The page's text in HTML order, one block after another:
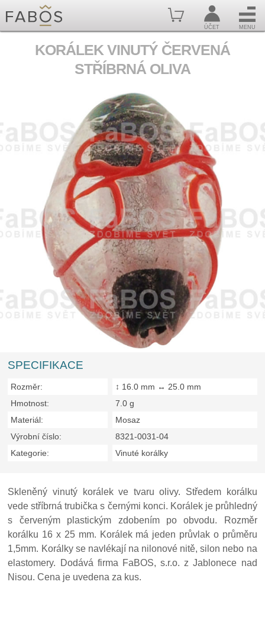
ÚČET MENU
KORÁLEK VINUTÝ ČERVENÁ
STŘÍBRNÁ OLIVA
SPECIFIKACE
Rozměr:
↕ 16.0 mm ↔ 25.0 mm
Hmotnost:
7.0 g
Materiál:
Mosaz
Výrobní číslo:
8321-0031-04
Kategorie:
Vinuté korálky
Skleněný vinutý korálek ve tvaru olivy. Středem korálku
vede stříbrná trubička s černými konci. Korálek je průhledný
s červeným plastickým zdobením po obvodu. Rozměr
korálku 16 x 25 mm. Korálek má jeden průvlak o průměru
1,5mm. Korálky se navlékají na nilonové nitě, silon nebo na
elastomery. Dodává firma FaBOS, s.r.o. z Jablonece nad
Nisou. Cena je uvedena za kus.